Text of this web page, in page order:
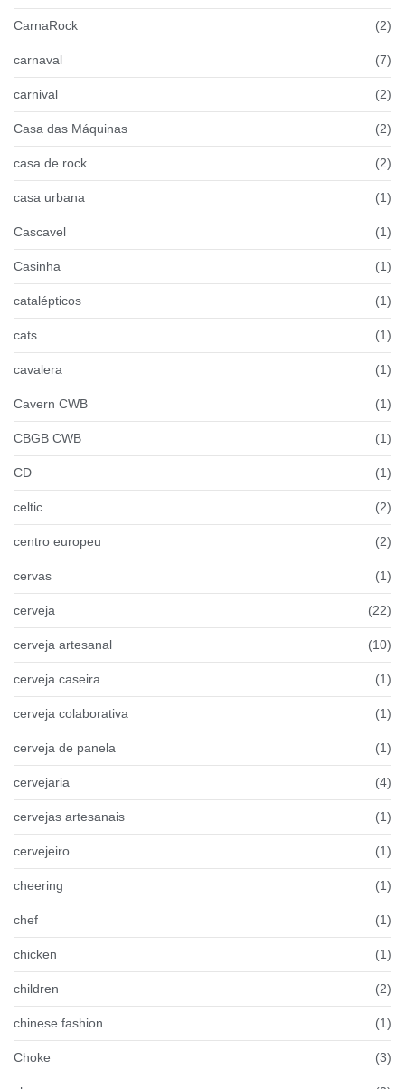
CarnaRock (2)
carnaval (7)
carnival (2)
Casa das Máquinas (2)
casa de rock (2)
casa urbana (1)
Cascavel (1)
Casinha (1)
catalépticos (1)
cats (1)
cavalera (1)
Cavern CWB (1)
CBGB CWB (1)
CD (1)
celtic (2)
centro europeu (2)
cervas (1)
cerveja (22)
cerveja artesanal (10)
cerveja caseira (1)
cerveja colaborativa (1)
cerveja de panela (1)
cervejaria (4)
cervejas artesanais (1)
cervejeiro (1)
cheering (1)
chef (1)
chicken (1)
children (2)
chinese fashion (1)
Choke (3)